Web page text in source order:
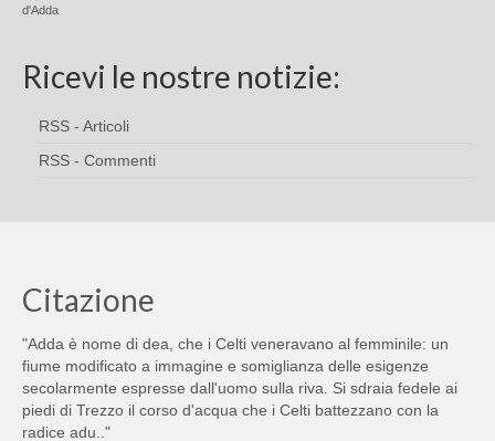
d'Adda
Ricevi le nostre notizie:
RSS - Articoli
RSS - Commenti
Citazione
"Adda è nome di dea, che i Celti veneravano al femminile: un
fiume modificato a immagine e somiglianza delle esigenze
secolarmente espresse dall'uomo sulla riva. Si sdraia fedele ai
piedi di Trezzo il corso d'acqua che i Celti battezzano con la
radice adu.."